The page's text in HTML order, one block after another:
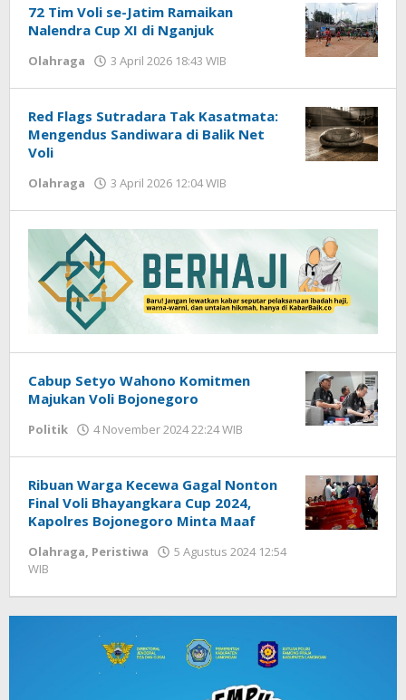
72 Tim Voli se-Jatim Ramaikan
Nalendra Cup XI di Nganjuk
Olahraga 3 April 2026 18:43 WIB
Red Flags Sutradara Tak Kasatmata:
Mengendus Sandiwara di Balik Net
Voli
Olahraga 3 April 2026 12:04 WIB
Cabup Setyo Wahono Komitmen
Majukan Voli Bojonegoro
Politik 4 November 2024 22:24 WIB
Ribuan Warga Kecewa Gagal Nonton
Final Voli Bhayangkara Cup 2024,
Kapolres Bojonegoro Minta Maaf
Olahraga, Peristiwa
5 Agustus 2024 12:54
WIB